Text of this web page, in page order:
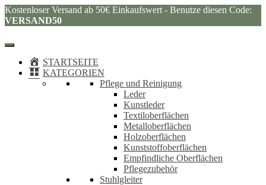
Kostenloser Versand ab 50€ Einkaufswert - Benutze diesen Code:
VERSAND50
STARTSEITE
KATEGORIEN
Pflege und Reinigung
Leder
Kunstleder
Textiloberflächen
Metalloberflächen
Holzoberflächen
Kunststoffoberflächen
Empfindliche Oberflächen
Pflegezubehör
Stuhlgleiter